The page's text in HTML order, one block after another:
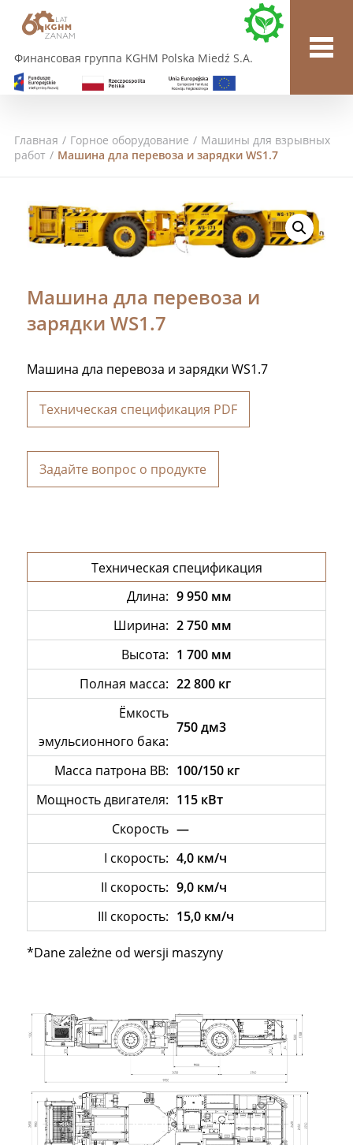
Финансовая группа KGHM Polska Miedź S.A.
Главная / Горное оборудование / Машины для взрывных
работ / Машина дла перевоза и зарядки WS1.7
Машина дла перевоза и
зарядки WS1.7
Машина дла перевоза и зарядки WS1.7
Техническая спецификация PDF
Задайте вопрос о продукте
Техническая спецификация
Длинa: 9 950 мм
Ширина: 2 750 мм
Высота: 1 700 мм
Полная масса: 22 800 кг
Ёмкость
эмульсионного бака:
750 дм3
Масса патрона ВВ: 100/150 кг
Мощность двигателя: 115 кВт
Скорость —
I скорость: 4,0 км/ч
II скорость: 9,0 км/ч
III скорость: 15,0 км/ч
*Dane zależne od wersji maszyny